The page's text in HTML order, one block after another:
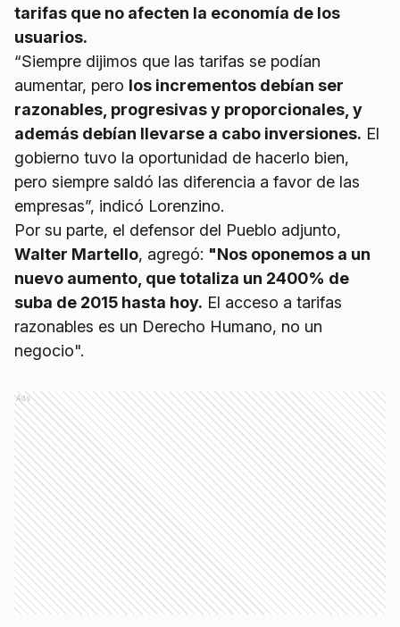
tarifas que no afecten la economía de los
usuarios.
“Siempre dijimos que las tarifas se podían
aumentar, pero los incrementos debían ser
razonables, progresivas y proporcionales, y
además debían llevarse a cabo inversiones. El
gobierno tuvo la oportunidad de hacerlo bien,
pero siempre saldó las diferencia a favor de las
empresas”, indicó Lorenzino.
Por su parte, el defensor del Pueblo adjunto,
Walter Martello, agregó: "Nos oponemos a un
nuevo aumento, que totaliza un 2400% de
suba de 2015 hasta hoy. El acceso a tarifas
razonables es un Derecho Humano, no un
negocio".
Ads